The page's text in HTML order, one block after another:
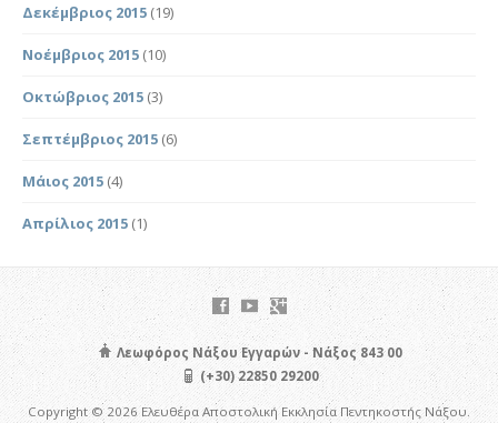
Δεκέμβριος 2015 (19)
Νοέμβριος 2015 (10)
Οκτώβριος 2015 (3)
Σεπτέμβριος 2015 (6)
Μάιος 2015 (4)
Απρίλιος 2015 (1)
Λεωφόρος Νάξου Εγγαρών - Νάξος 843 00
(+30) 22850 29200
Copyright © 2026 Ελευθέρα Αποστολική Εκκλησία Πεντηκοστής Νάξου.